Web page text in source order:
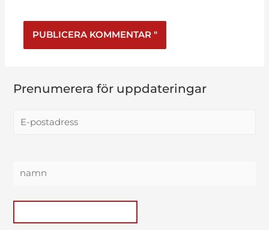
Prenumerera för uppdateringar